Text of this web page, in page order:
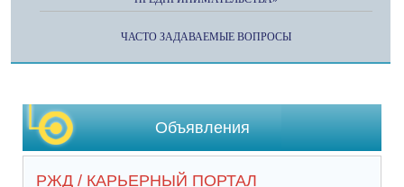
ЧАСТО ЗАДАВАЕМЫЕ ВОПРОСЫ
Объявления
РЖД / КАРЬЕРНЫЙ ПОРТАЛ